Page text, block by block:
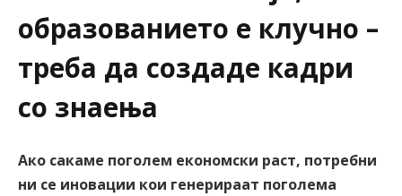
образованието е клучно –
треба да создаде кадри
со знаења
Ако сакаме поголем економски раст, потребни
ни се иновации кои генерираат поголема